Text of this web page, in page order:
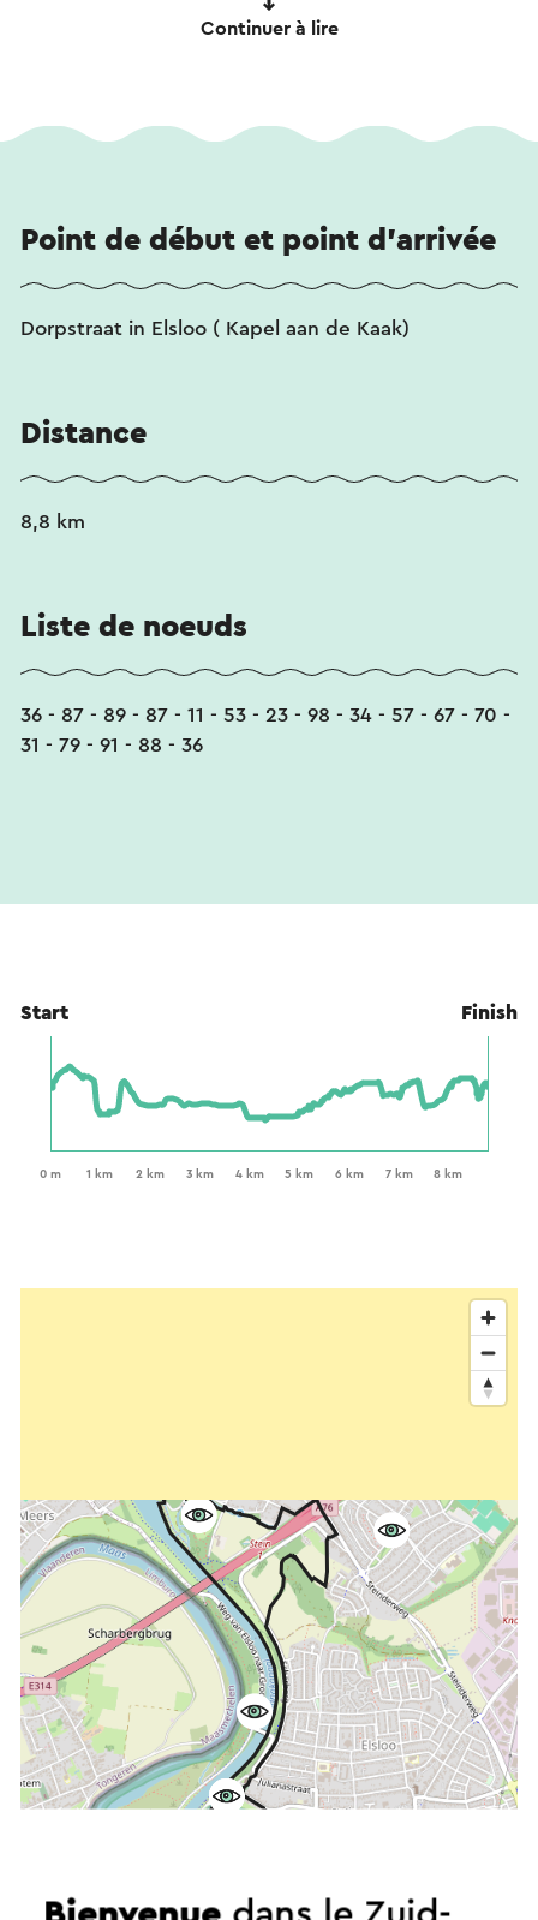
Ce texte a été traduit automatiquement à l'aide d'un service
Continuer à lire
Point de début et point d'arrivée
Dorpstraat in Elsloo ( Kapel aan de Kaak)
Distance
8,8 km
Liste de noeuds
36 - 87 - 89 - 87 - 11 - 53 - 23 - 98 - 34 - 57 - 67 - 70 -
31 - 79 - 91 - 88 - 36
Start Finish